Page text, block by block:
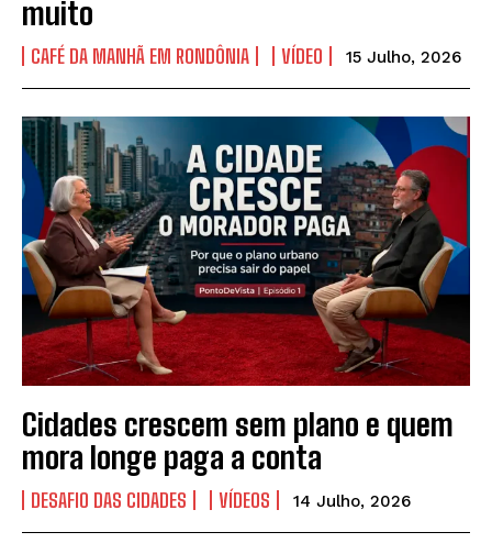
muito
CAFÉ DA MANHÃ EM RONDÔNIA VÍDEO 15 Julho, 2026
Cidades crescem sem plano e quem
mora longe paga a conta
DESAFIO DAS CIDADES VÍDEOS 14 Julho, 2026